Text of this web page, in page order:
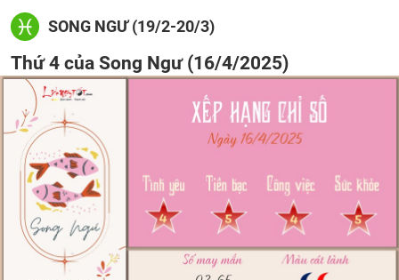
SONG NGƯ (19/2-20/3)
Thứ 4 của Song Ngư (16/4/2025)